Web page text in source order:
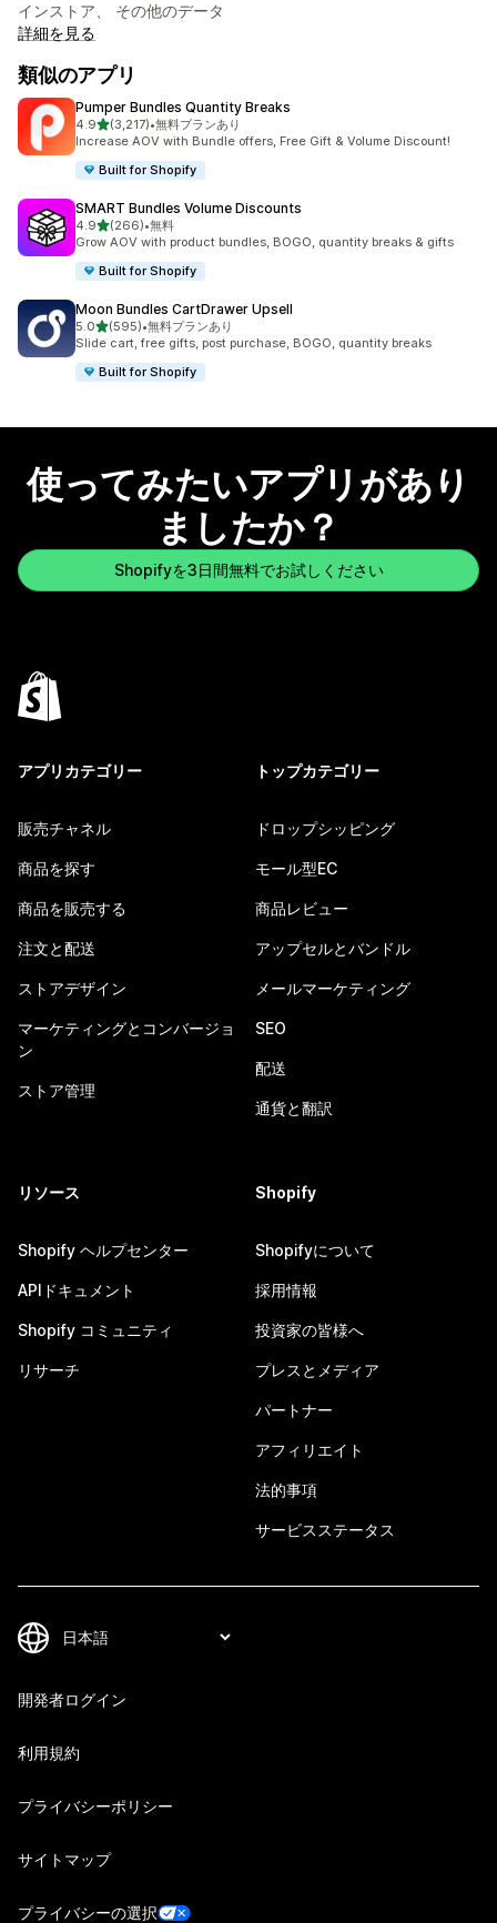
インストア、 その他のデータ
詳細を見る
類似のアプリ
Pumper Bundles Quantity Breaks
4.95つ星中
(3,217)
合計レビュー数：3217件
•無料プランあり
Increase AOV with Bundle offers, Free Gift & Volume Discount!
Built for Shopify
SMART Bundles Volume Discounts
4.95つ星中
(266)
合計レビュー数：266件
•無料
Grow AOV with product bundles, BOGO, quantity breaks & gifts
Built for Shopify
Moon Bundles CartDrawer Upsell
5.05つ星中
(595)
合計レビュー数：595件
•無料プランあり
Slide cart, free gifts, post purchase, BOGO, quantity breaks
Built for Shopify
使ってみたいアプリがあり
ましたか？
Shopifyを3日間無料でお試しください
アプリカテゴリー
販売チャネル
商品を探す
商品を販売する
注文と配送
ストアデザイン
マーケティングとコンバージョ
ン
ストア管理
トップカテゴリー
ドロップシッピング
モール型EC
商品レビュー
アップセルとバンドル
メールマーケティング
SEO
配送
通貨と翻訳
リソース
Shopify ヘルプセンター
APIドキュメント
Shopify コミュニティ
リサーチ
Shopify
Shopifyについて
採用情報
投資家の皆様へ
プレスとメディア
パートナー
アフィリエイト
法的事項
サービスステータス
開発者ログイン
利用規約
プライバシーポリシー
サイトマップ
プライバシーの選択